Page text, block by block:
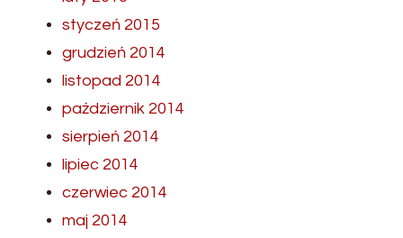
styczeń 2015
grudzień 2014
listopad 2014
październik 2014
sierpień 2014
lipiec 2014
czerwiec 2014
maj 2014